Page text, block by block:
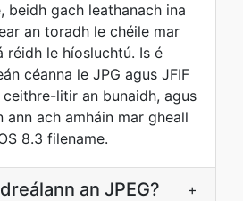
beidh gach leathanach ina
an toradh le chéile mar
réidh le híosluchtú. Is é
céanna le JPG agus JFIF
litir an bunaidh, agus
ach amháin mar gheall
8.3 filename.
an JPEG? +